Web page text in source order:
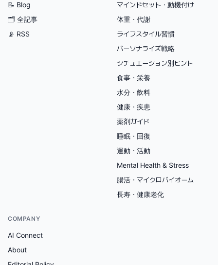
📝 Blog
🗂 全記事
📡 RSS
マインドセット・動機付け
体重・代謝
ライフスタイル習慣
パーソナライズ戦略
シチュエーション別ヒント
食事・栄養
水分・飲料
健康・疾患
薬剤ガイド
睡眠・回復
運動・活動
Mental Health & Stress
腸活・マイクロバイオーム
長寿・健康老化
COMPANY
AI Connect
About